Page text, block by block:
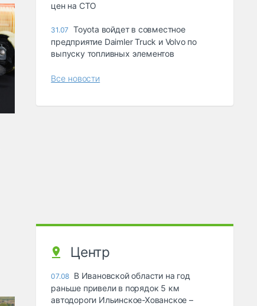
цен на СТО
31.07
Toyota войдет в совместное
предприятие Daimler Truck и Volvo по
выпуску топливных элементов
Все новости
Центр
07.08 В Ивановской области на год
раньше привели в порядок 5 км
автодороги Ильинское-Хованское –